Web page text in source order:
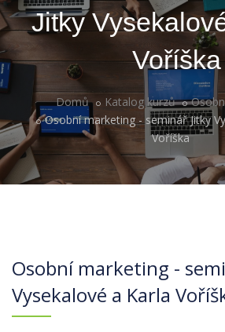
Jitky
Voříška
Domů Katalog kurzů
Osobní marketing - seminář Jitky
Voříška
Osobní marketing -
Vysekalové a Karla